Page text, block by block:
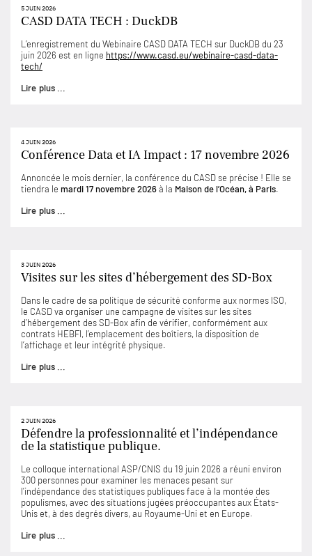
5 JUIN 2026
CASD DATA TECH : DuckDB
L’enregistrement du Webinaire CASD DATA TECH sur DuckDB du 23
juin 2026 est en ligne https://www.casd.eu/webinaire-casd-data-
tech/
Lire plus ...
4 JUIN 2026
Conférence Data et IA Impact : 17 novembre 2026
Annoncée le mois dernier, la conférence du CASD se précise ! Elle se
tiendra le mardi 17 novembre 2026à la Maison de l’Océan, à Paris.
Lire plus ...
3 JUIN 2026
Visites sur les sites d’hébergement des SD-Box
Dans le cadre de sa politique de sécurité conforme aux normes ISO,
le CASD va organiser une campagne de visites sur les sites
d’hébergement des SD-Box afin de vérifier, conformément aux
contrats HEBFI, l’emplacement des boîtiers, la disposition de
l’affichage et leur intégrité physique.
Lire plus ...
2 JUIN 2026
Défendre la professionnalité et l’indépendance
de la statistique publique.
Le colloque international ASP/CNIS du 19 juin 2026 a réuni environ
300 personnes pour examiner les menaces pesant sur
l’indépendance des statistiques publiques face à la montée des
populismes, avec des situations jugées préoccupantes aux États-
Unis et, à des degrés divers, au Royaume-Uni et en Europe.
Lire plus ...